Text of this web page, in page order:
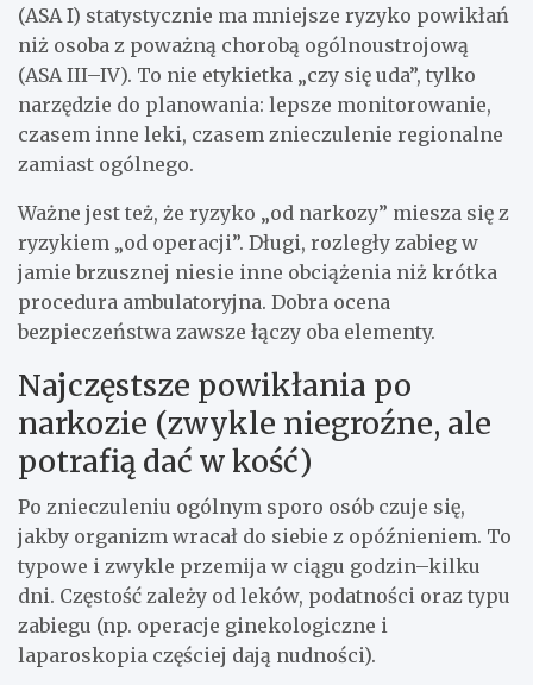
(ASA I) statystycznie ma mniejsze ryzyko powikłań
niż osoba z poważną chorobą ogólnoustrojową
(ASA III–IV). To nie etykietka „czy się uda”, tylko
narzędzie do planowania: lepsze monitorowanie,
czasem inne leki, czasem znieczulenie regionalne
zamiast ogólnego.
Ważne jest też, że ryzyko „od narkozy” miesza się z
ryzykiem „od operacji”. Długi, rozległy zabieg w
jamie brzusznej niesie inne obciążenia niż krótka
procedura ambulatoryjna. Dobra ocena
bezpieczeństwa zawsze łączy oba elementy.
Najczęstsze powikłania po
narkozie (zwykle niegroźne, ale
potrafią dać w kość)
Po znieczuleniu ogólnym sporo osób czuje się,
jakby organizm wracał do siebie z opóźnieniem. To
typowe i zwykle przemija w ciągu godzin–kilku
dni. Częstość zależy od leków, podatności oraz typu
zabiegu (np. operacje ginekologiczne i
laparoskopia częściej dają nudności).